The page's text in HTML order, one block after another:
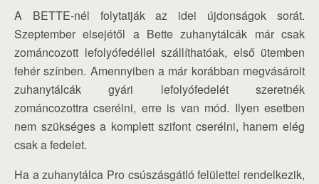
A BETTE-nél folytatják az idei újdonságok sorát.
Szeptember elsejétől a Bette zuhanytálcák már csak
zománcozott lefolyófedéllel szállíthatóak, első ütemben
fehér színben. Amennyiben a már korábban megvásárolt
zuhanytálcák gyári lefolyófedelét szeretnék
zománcozottra cserélni, erre is van mód. Ilyen esetben
nem szükséges a komplett szifont cserélni, hanem elég
csak a fedelet.
Ha a zuhanytálca Pro csúszásgátló felülettel rendelkezik,